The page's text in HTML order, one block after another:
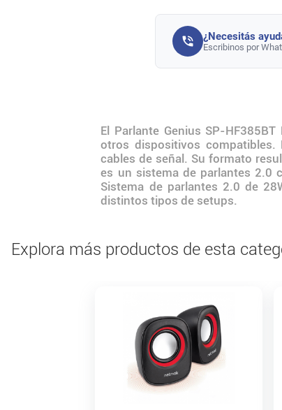
¿Necesitás
Escribinos por
El Parlante Genius SP-
otros dispositivos
cables de señal. Su formato
es un sistema de parlantes 2.0
Sistema de parlantes 2.0 de
distintos tipos de setups.
Explora más productos de esta